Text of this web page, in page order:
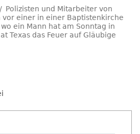
Polizisten und Mitarbeiter von
vor einer in einer Baptistenkirche
ein Mann hat am Sonntag in
Texas das Feuer auf Gläubige